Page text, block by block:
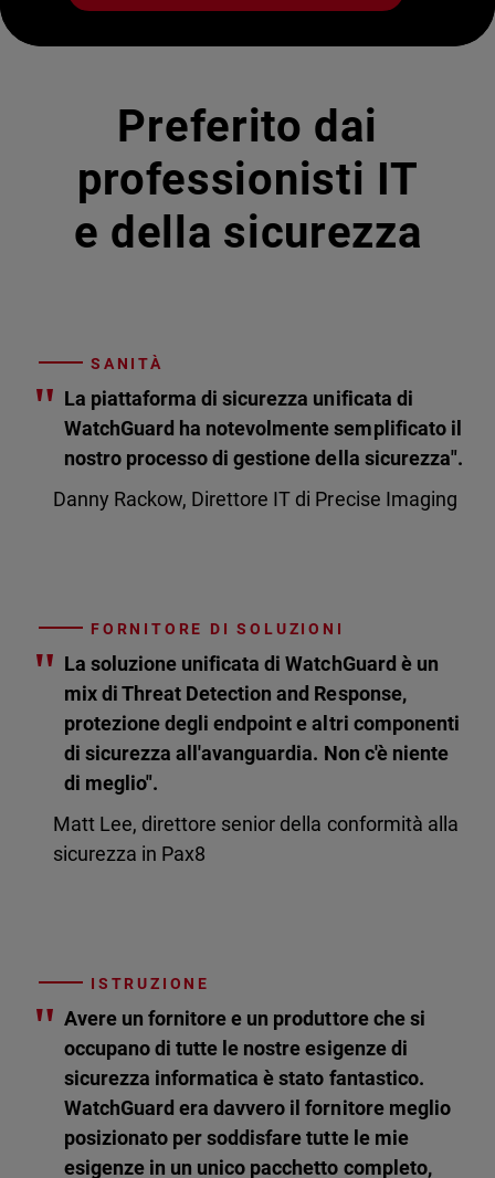
Preferito dai
professionisti IT
e della sicurezza
SANITÀ
" La piattaforma di sicurezza unificata di
WatchGuard ha notevolmente semplificato il
nostro processo di gestione della sicurezza".
Danny Rackow, Direttore IT di Precise Imaging
FORNITORE DI SOLUZIONI
" La soluzione unificata di WatchGuard è un
mix di Threat Detection and Response,
protezione degli endpoint e altri componenti
di sicurezza all'avanguardia. Non c'è niente
di meglio".
Matt Lee, direttore senior della conformità alla
sicurezza in Pax8
ISTRUZIONE
" Avere un fornitore e un produttore che si
occupano di tutte le nostre esigenze di
sicurezza informatica è stato fantastico.
WatchGuard era davvero il fornitore meglio
posizionato per soddisfare tutte le mie
esigenze in un unico pacchetto completo,